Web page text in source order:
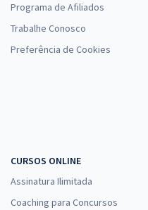
Programa de Afiliados
Trabalhe Conosco
Preferência de Cookies
CURSOS ONLINE
Assinatura Ilimitada
Coaching para Concursos